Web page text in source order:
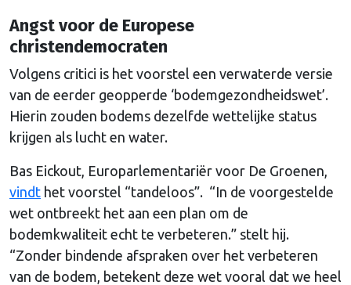
Angst voor de Europese
christendemocraten
Volgens critici is het voorstel een verwaterde versie
van de eerder geopperde ‘bodemgezondheidswet’.
Hierin zouden bodems dezelfde wettelijke status
krijgen als lucht en water.
Bas Eickout, Europarlementariër voor De Groenen,
vindt het voorstel “tandeloos”. “In de voorgestelde
wet ontbreekt het aan een plan om de
bodemkwaliteit echt te verbeteren.” stelt hij.
“Zonder bindende afspraken over het verbeteren
van de bodem, betekent deze wet vooral dat we heel